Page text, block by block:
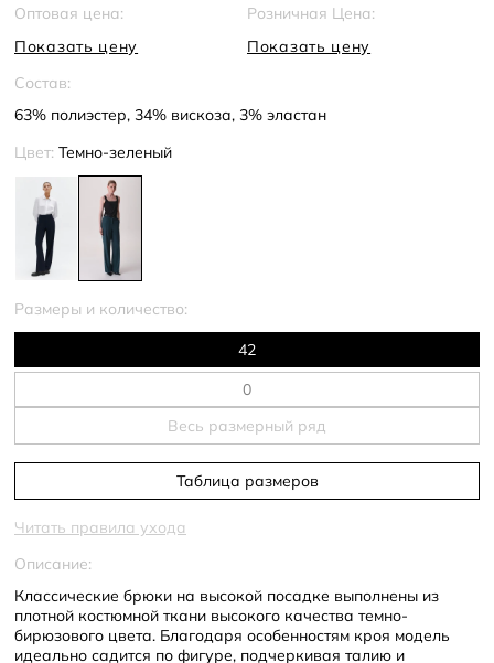
Оптовая цена:
Показать цену
Розничная Цена:
Показать цену
Состав:
63% полиэстер, 34% вискоза, 3% эластан
Цвет: Темно-зеленый
Размеры и количество:
42
Весь размерный ряд
Таблица размеров
Читать правила ухода
Описание:
Классические брюки на высокой посадке выполнены из
плотной костюмной ткани высокого качества темно-
бирюзового цвета. Благодаря особенностям кроя модель
идеально садится по фигуре, подчеркивая талию и